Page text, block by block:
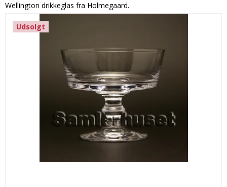
Wellington drikkeglas fra Holmegaard.
Udsolgt